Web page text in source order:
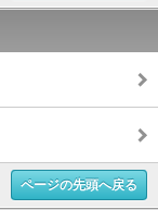
ページの先頭へ戻る